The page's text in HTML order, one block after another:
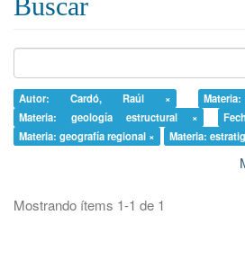
Autor: Cardó, Raúl ×
Materia: geología estructural ×
Materia: geografía regional ×
Materia:
Mostrando ítems 1-1 de 1